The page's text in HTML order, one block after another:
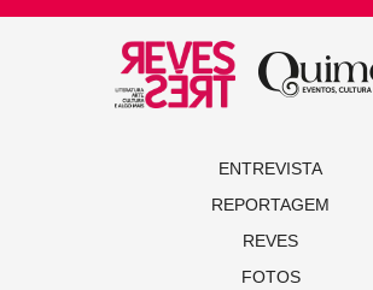
ENTREVISTA
REPORTAGEM
REVES
FOTOS